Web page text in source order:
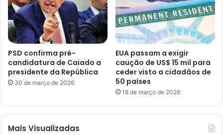
PSD confirma pré-
candidatura de Caiado a
presidente da República
30 de março de 2026
EUA passam a exigir
caução de US$ 15 mil para
ceder visto a cidadãos de
50 países
18 de março de 2026
Mais Visualizadas